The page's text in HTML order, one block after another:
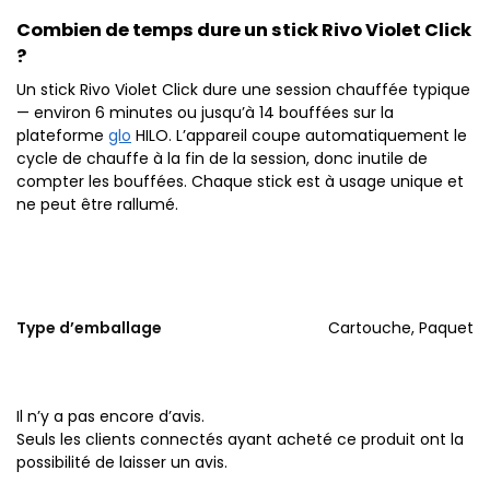
Combien de temps dure un stick Rivo Violet Click
?
Un stick Rivo Violet Click dure une session chauffée typique
— environ 6 minutes ou jusqu’à 14 bouffées sur la
plateforme glo HILO. L’appareil coupe automatiquement le
cycle de chauffe à la fin de la session, donc inutile de
compter les bouffées. Chaque stick est à usage unique et
ne peut être rallumé.
Type d’emballage Cartouche, Paquet
Il n’y a pas encore d’avis.
Seuls les clients connectés ayant acheté ce produit ont la
possibilité de laisser un avis.